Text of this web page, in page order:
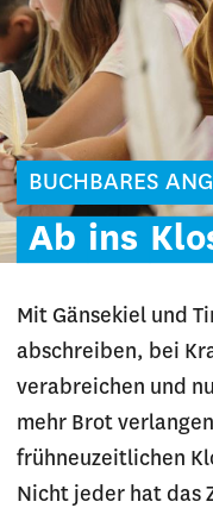
BUCHBARES
Ab ins
Mit Gänsekiel und
abschreiben, bei
verabreichen und
mehr Brot
frühneuzeitlichen
Nicht jeder hat das